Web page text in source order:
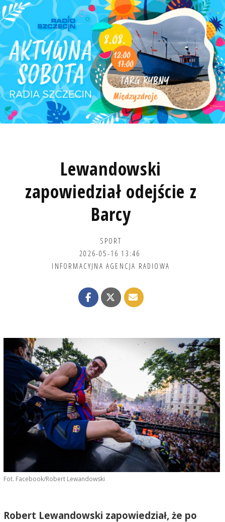
Lewandowski
zapowiedział odejście z
Barcy
SPORT
2026-05-16 13:46
INFORMACYJNA AGENCJA RADIOWA
Fot. Facebook/Robert Lewandowski
Robert Lewandowski zapowiedział, że po